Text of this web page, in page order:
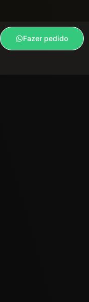
Fazer pedido